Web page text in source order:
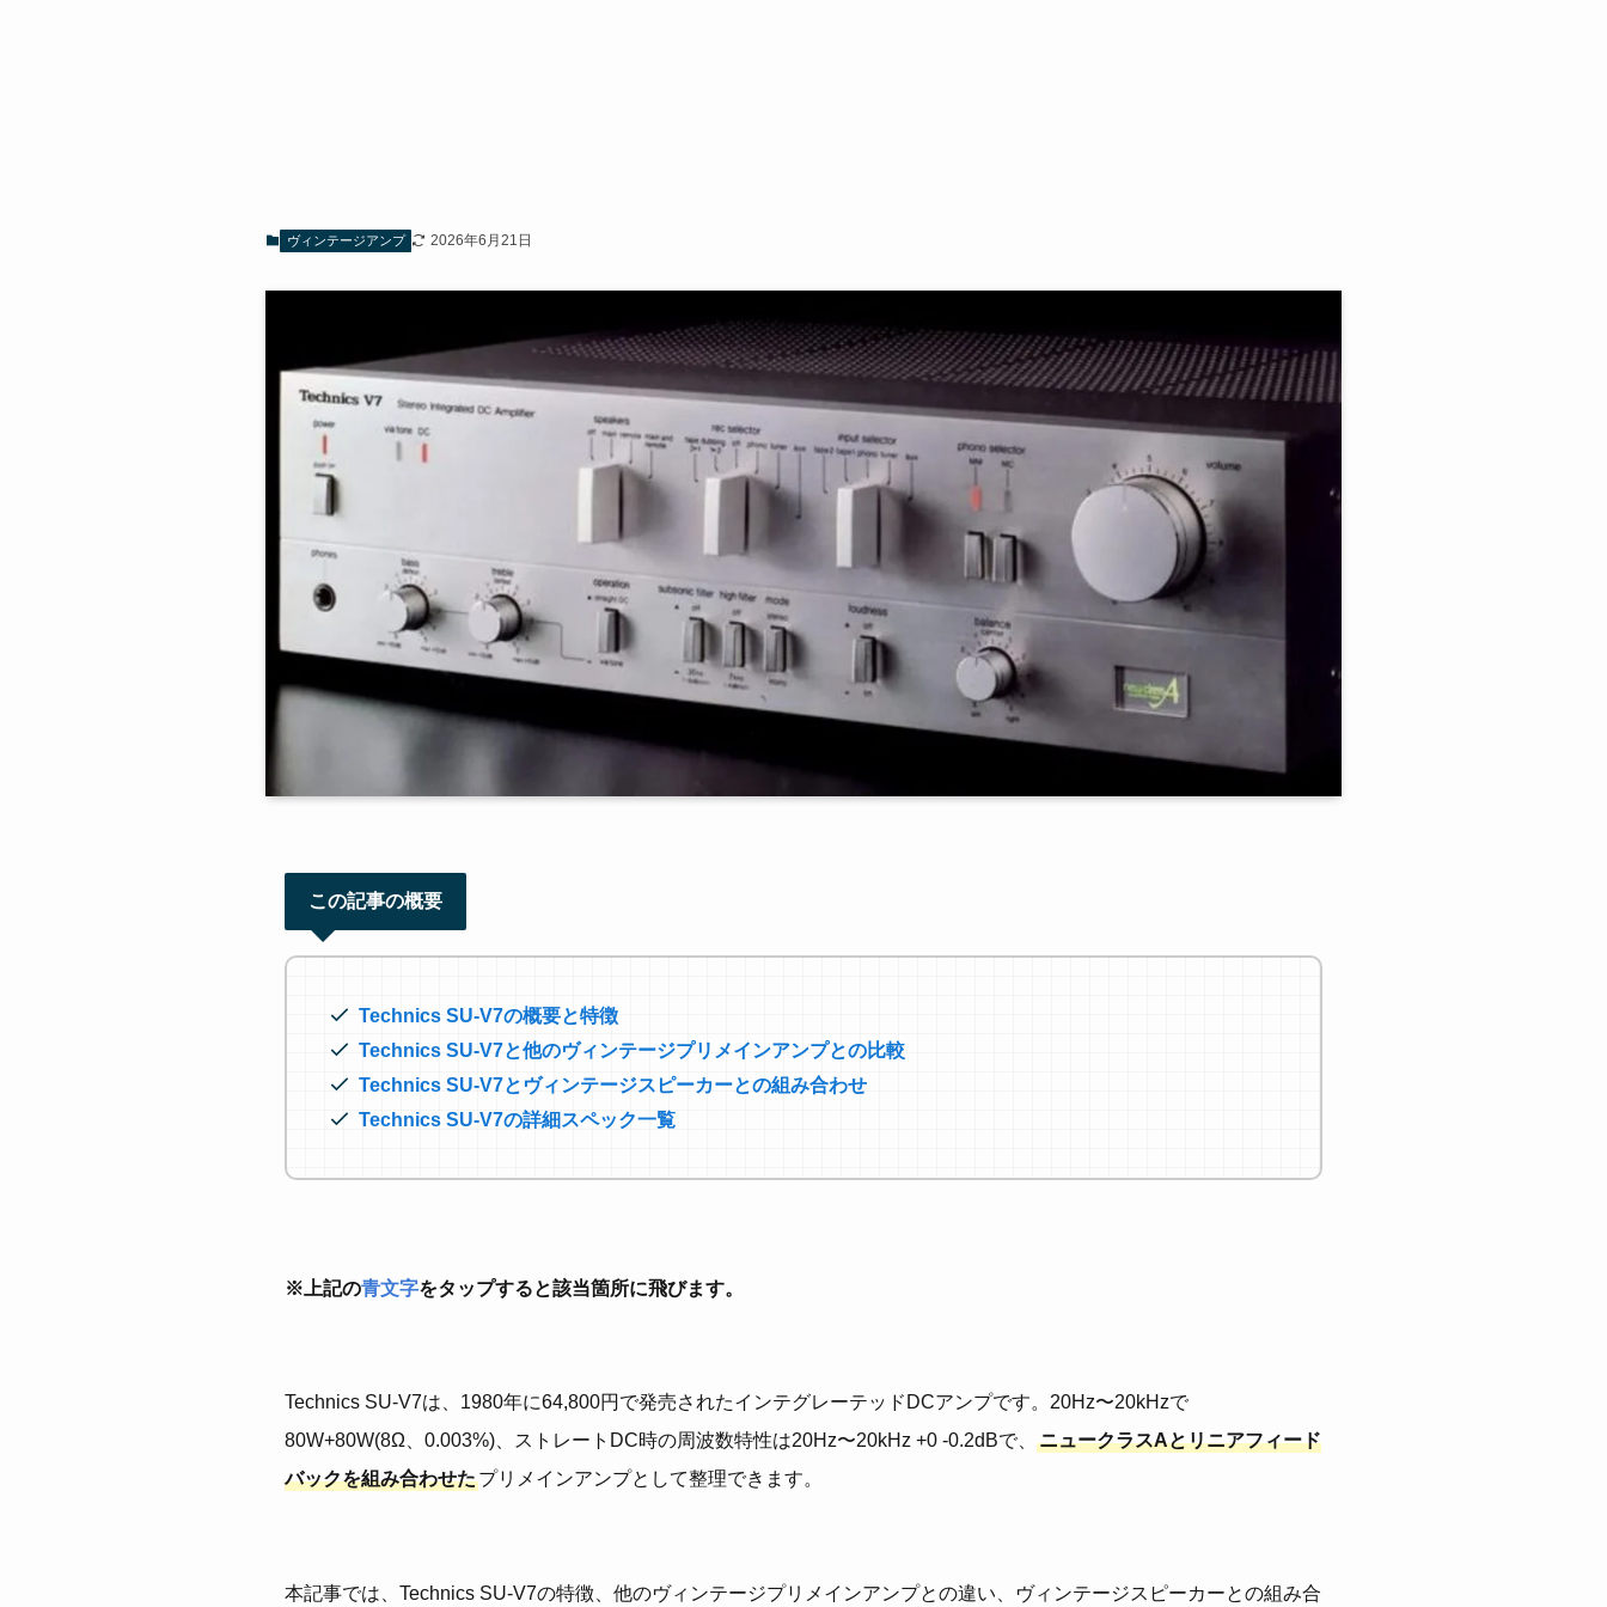
ヴィンテージアンプ 2026年6月21日
この記事の概要
Technics SU-V7の概要と特徴
Technics SU-V7と他のヴィンテージプリメインアンプとの比較
Technics SU-V7とヴィンテージスピーカーとの組み合わせ
Technics SU-V7の詳細スペック一覧
※上記の青文字をタップすると該当箇所に飛びます。
Technics SU-V7は、1980年に64,800円で発売されたインテグレーテッドDCアンプです。20Hz〜20kHzで
80W+80W(8Ω、0.003%)、ストレートDC時の周波数特性は20Hz〜20kHz +0 -0.2dBで、
ニュークラスAとリニアフィード
バックを組み合わせたプリメインアンプとして整理できます。
本記事では、Technics SU-V7の特徴、他のヴィンテージプリメインアンプとの違い、ヴィンテージスピーカーとの組み合